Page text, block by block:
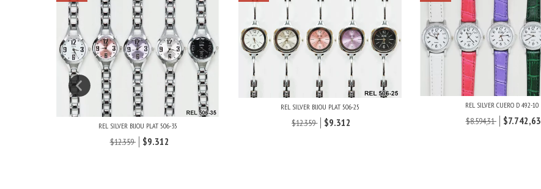
REL SILVER BIJOU PLAT 506-35
$12.359 $9.312
REL SILVER BIJOU PLAT 506-25
$12.359 $9.312
REL SILVER CUERO D 492-10
$8.594,31 $7.742,63